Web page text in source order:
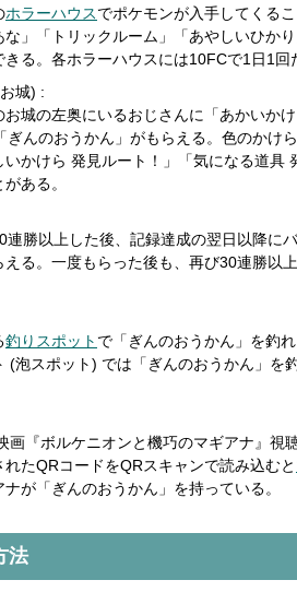
ホラーハウスでポケモンが入手してくる
な」「トリックルーム」「あやしいひか
きる。各ホラーハウスには10FCで1日1回
城) :
お城の左奥にいるおじさんに「あかいか
ぎんのおうかん」がもらえる。色のかけ
いかけら 発見ルート！」「気になる道具
ある。
連勝以上した後、記録達成の翌日以降に
る。一度もらった後も、再び30連勝以
釣りスポット で「ぎんのおうかん」を釣
(泡スポット) では「ぎんのおうかん」を
画『ボルケニオンと機巧のマギアナ』視
たQRコードをQRスキャンで読み込むと
が「ぎんのおうかん」を持っている。
法